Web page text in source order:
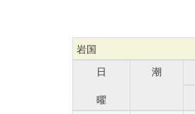
岩国
日
曜
潮